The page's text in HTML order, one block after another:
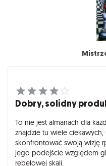
Dobry, solidny
To nie jest almanach dla
znajdzie tu wiele
skonfrontować swoją wizję
jego podejście względem
rebelowej skali.